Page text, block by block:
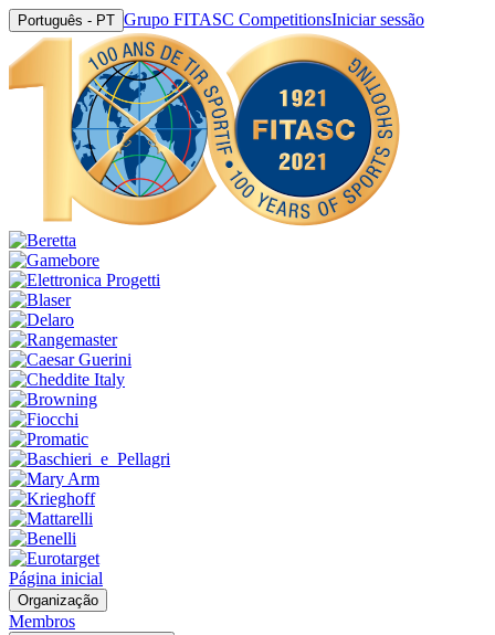
Português - PT Grupo FITASC CompetitionsIniciar sessão
Página inicial
Organização
Membros